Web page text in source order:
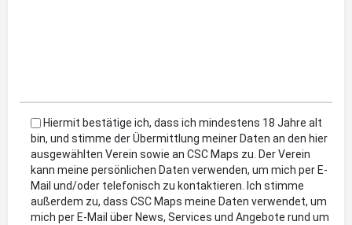
Hiermit bestätige ich, dass ich mindestens 18 Jahre alt
bin, und stimme der Übermittlung meiner Daten an den hier
ausgewählten Verein sowie an CSC Maps zu. Der Verein
kann meine persönlichen Daten verwenden, um mich per E-
Mail und/oder telefonisch zu kontaktieren. Ich stimme
außerdem zu, dass CSC Maps meine Daten verwendet, um
mich per E-Mail über News, Services und Angebote rund um